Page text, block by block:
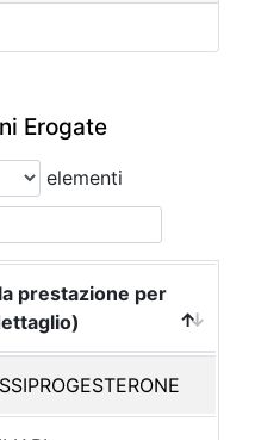
Erogate
elementi
prestazione per